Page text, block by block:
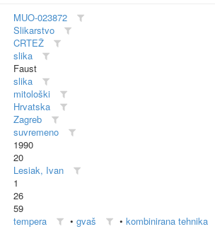
MUO-023872
Slikarstvo
CRTEŽ
slika
Faust
slika
mitološki
Hrvatska
Zagreb
suvremeno
1990
20
Lesiak, Ivan
1
26
59
tempera • gvaš • kombinirana tehnika